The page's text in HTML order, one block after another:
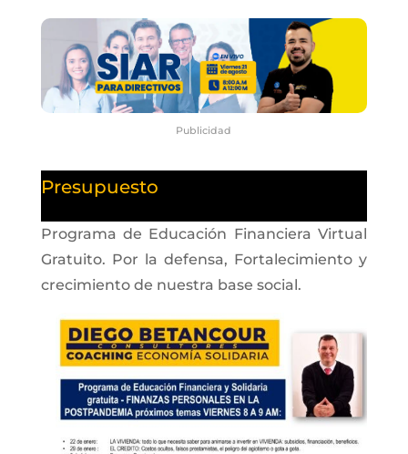
Publicidad
Presupuesto
Programa de Educación Financiera Virtual
Gratuito. Por la defensa, Fortalecimiento y
crecimiento de nuestra base social.